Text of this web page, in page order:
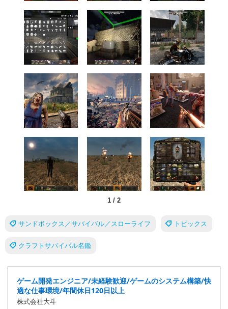
1/ 2
サンドボックス／サバイバル／スローライフ トピックス
クラフトサバイバル名鑑
ゲーム開発エンジニア/未経験歓迎/ゲームのシステム構築/快
適な仕事環境/年間休日120日以上
株式会社大斗